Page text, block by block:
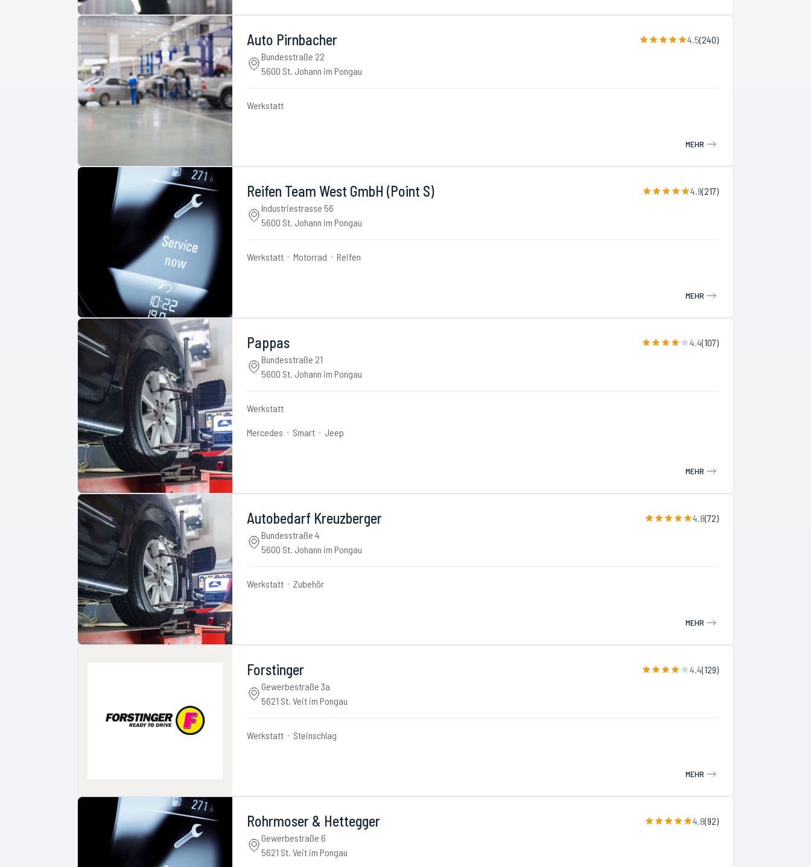
Auto Pirnbacher 4.5(240)
Bundesstraße 22
5600 St. Johann im Pongau
Werkstatt
MEHR
Reifen Team West GmbH (Point S) 4.9(217)
Industriestrasse 56
5600 St. Johann im Pongau
Werkstatt Motorrad Reifen
MEHR
Pappas 4.4(107)
Bundesstraße 21
5600 St. Johann im Pongau
Werkstatt
Mercedes Smart Jeep
MEHR
Autobedarf Kreuzberger 4.8(72)
Bundesstraße 4
5600 St. Johann im Pongau
Werkstatt Zubehör
MEHR
Forstinger 4.4(129)
Gewerbestraße 3a
5621 St. Veit im Pongau
Werkstatt Steinschlag
MEHR
Rohrmoser & Hettegger 4.8(92)
Gewerbestraße 6
5621 St. Veit im Pongau